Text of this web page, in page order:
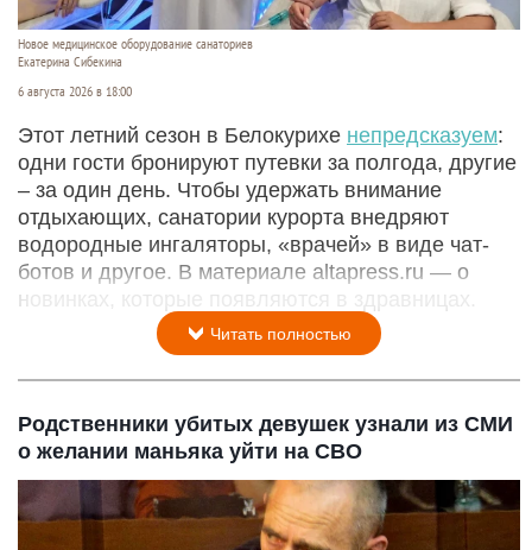
Новое медицинское оборудование санаториев
Екатерина Сибекина
6 августа 2026 в 18:00
Этот летний сезон в Белокурихе непредсказуем:
одни гости бронируют путевки за полгода, другие
– за один день. Чтобы удержать внимание
отдыхающих, санатории курорта внедряют
водородные ингаляторы, «врачей» в виде чат-
ботов и другое. В материале altapress.ru — о
новинках, которые появляются в здравницах.
Читать полностью
Родственники убитых девушек узнали из СМИ
о желании маньяка уйти на СВО